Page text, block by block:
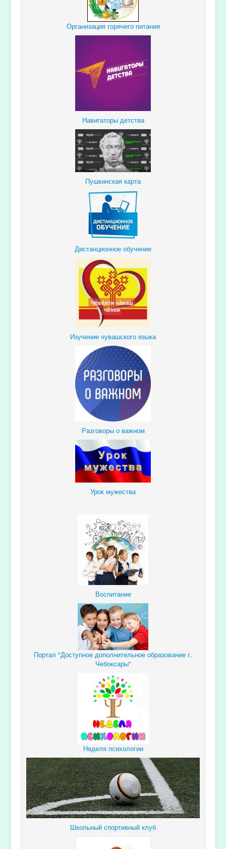
Организация горячего питания
Навигаторы детства
Пушкинская карта
Дистанционное обучение
Изучение чувашского языка
Разговоры о важном
Урок мужества
Воспитание
Портал "Доступное дополнительное образование г.
Чебоксары"
Неделя психологии
Школьный спортивный клуб